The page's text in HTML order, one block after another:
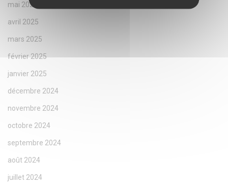
mai 2025
avril 2025
mars 2025
février 2025
janvier 2025
décembre 2024
novembre 2024
octobre 2024
septembre 2024
août 2024
juillet 2024